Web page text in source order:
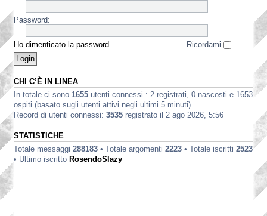
Password:
Ho dimenticato la password Ricordami
CHI C’È IN LINEA
In totale ci sono 1655 utenti connessi : 2 registrati, 0 nascosti e 1653
ospiti (basato sugli utenti attivi negli ultimi 5 minuti)
Record di utenti connessi: 3535 registrato il 2 ago 2026, 5:56
STATISTICHE
Totale messaggi 288183 • Totale argomenti 2223 • Totale iscritti 2523
• Ultimo iscritto RosendoSlazy